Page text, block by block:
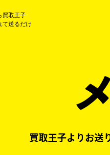
HOME
買取王子
て送るだけ
買取王子よりお送